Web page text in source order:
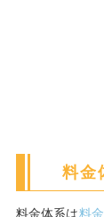
料金
料金体系は料